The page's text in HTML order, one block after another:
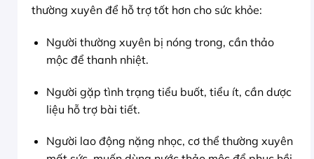
thường xuyên để hỗ trợ tốt hơn cho sức khỏe:
Người thường xuyên bị nóng trong, cần thảo
mộc để thanh nhiệt.
Người gặp tình trạng tiểu buốt, tiểu ít, cần dược
liệu hỗ trợ bài tiết.
Người lao động nặng nhọc, cơ thể thường xuyên